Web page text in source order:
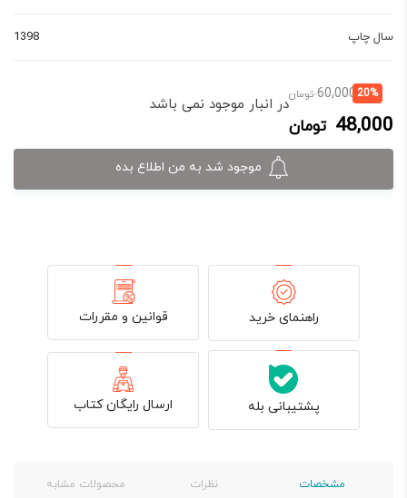
سال چاپ 1398
20%
60,000 تومانقیمت
اصلی:
48,000 تومان
قیمت
فعلی:
48,000 تومان.
در انبار موجود نمی باشد
موجود شد به من اطلاع بده
راهنمای خرید قوانین و مقررات
پشتیبانی بله ارسال رایگان کتاب
مشخصات نظرات محصولات مشابه